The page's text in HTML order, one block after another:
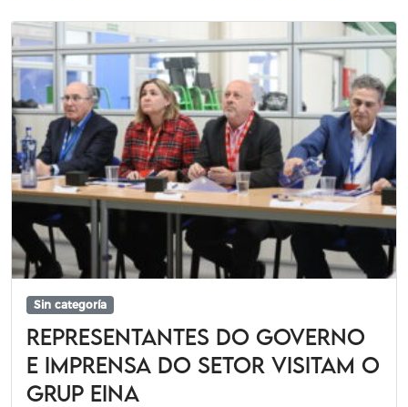
Sin categoría
Representantes do governo
e imprensa do setor visitam o
Grup Eina